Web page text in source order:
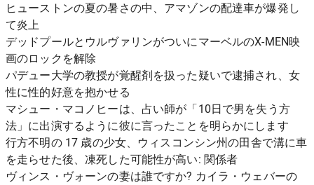
ヒューストンの夏の暑さの中、アマゾンの配達車が爆発し
て炎上
デッドプールとウルヴァリンがついにマーベルのX-MEN映
画のロックを解除
パデュー大学の教授が覚醒剤を扱った疑いで逮捕され、女
性に性的好意を抱かせる
マシュー・マコノヒーは、占い師が「10日で男を失う方
法」に出演するように彼に言ったことを明らかにします
行方不明の 17 歳の少女、ウィスコンシン州の田舎で溝に車
を走らせた後、凍死した可能性が高い: 関係者
ヴィンス・ヴォーンの妻は誰ですか? カイラ・ウェバーの